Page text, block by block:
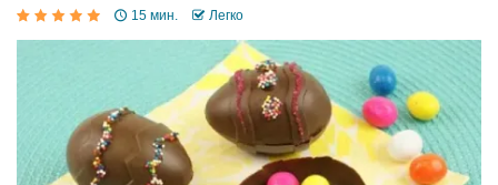
15 мин. Легко